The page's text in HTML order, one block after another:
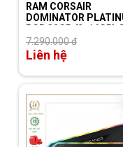
RAM CORSAIR
DOMINATOR
RGB 32GB (2x16GB)
DDR4 3200MHz
7.290.000 đ
Liên hệ